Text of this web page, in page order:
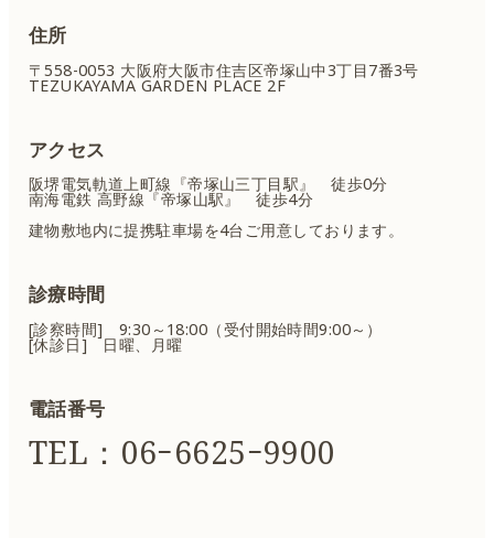
住所
〒558-0053 大阪府大阪市住吉区帝塚山中3丁目7番3号
TEZUKAYAMA GARDEN PLACE 2F
アクセス
阪堺電気軌道上町線『帝塚山三丁目駅』 徒歩0分
南海電鉄 高野線『帝塚山駅』 徒歩4分
建物敷地内に提携駐車場を4台ご用意しております。
診療時間
[診察時間] 9:30～18:00（受付開始時間9:00～）
[休診日] 日曜、月曜
電話番号
TEL：06ｰ6625ｰ9900